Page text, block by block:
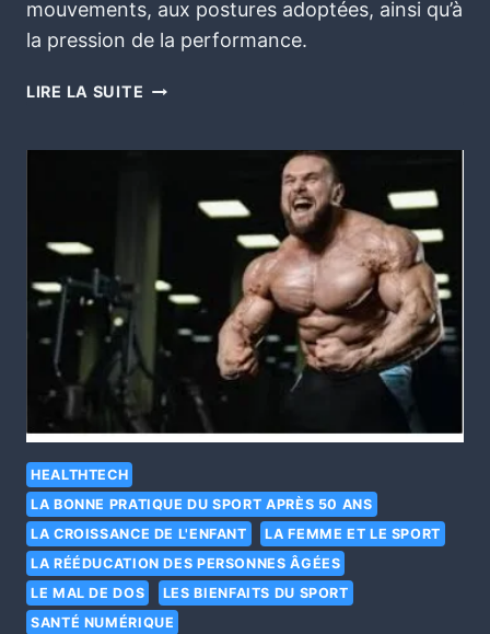
mouvements, aux postures adoptées, ainsi qu’à
la pression de la performance.
LIRE LA SUITE
HEALTHTECH
LA BONNE PRATIQUE DU SPORT APRÈS 50 ANS
LA CROISSANCE DE L'ENFANT
LA FEMME ET LE SPORT
LA RÉÉDUCATION DES PERSONNES ÂGÉES
LE MAL DE DOS
LES BIENFAITS DU SPORT
SANTÉ NUMÉRIQUE